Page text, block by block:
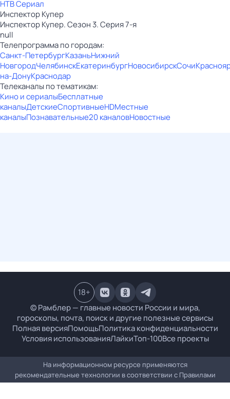
НТВ Сериал
Инспектор Купер
Инспектор Купер. Сезон 3. Серия 7-я
null
Телепрограмма по городам:
Санкт-ПетербургКазаньНижний
НовгородЧелябинскЕкатеринбургНовосибирскСочи
на-ДонуКраснодар
Телеканалы по тематикам:
Кино и сериалыБесплатные
каналыДетскиеСпортивныеHDМестные
каналыПознавательные20 каналовНовостные
© Рамблер — главные новости России и мира,
гороскопы, почта, поиск и другие полезные сервисы
Полная версияПомощьПолитика конфиденциальности
Условия использованияЛайкиТоп-100Все проекты
18+
На информационном ресурсе применяются
рекомендательные технологии в соответствии с Правилами